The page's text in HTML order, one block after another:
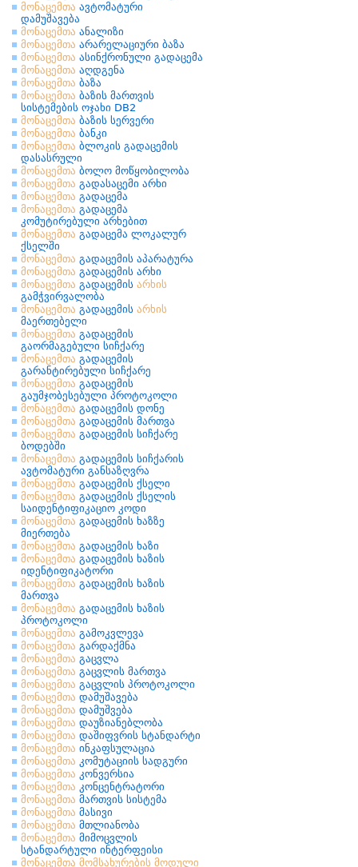
მონაცემთა ავტომატური
დამუშავება
მონაცემთა ანალიზი
მონაცემთა არარელაციური ბაზა
მონაცემთა ასინქრონული გადაცემა
მონაცემთა აღდგენა
მონაცემთა ბაზა
მონაცემთა ბაზის მართვის
სისტემების ოჯახი DB2
მონაცემთა ბაზის სერვერი
მონაცემთა ბანკი
მონაცემთა ბლოკის გადაცემის
დასასრული
მონაცემთა ბოლო მოწყობილობა
მონაცემთა გადასაცემი არხი
მონაცემთა გადაცემა
მონაცემთა გადაცემა
კომუტირებული არხებით
მონაცემთა გადაცემა ლოკალურ
ქსელში
მონაცემთა გადაცემის აპარატურა
მონაცემთა გადაცემის არხი
მონაცემთა გადაცემის არხის
გამჭვირვალობა
მონაცემთა გადაცემის არხის
მაერთებელი
მონაცემთა გადაცემის
გაორმაგებული სიჩქარე
მონაცემთა გადაცემის
გარანტირებული სიჩქარე
მონაცემთა გადაცემის
გაუმჯობესებული პროტოკოლი
მონაცემთა გადაცემის დონე
მონაცემთა გადაცემის მართვა
მონაცემთა გადაცემის სიჩქარე
ბოდებში
მონაცემთა გადაცემის სიჩქარის
ავტომატური განსაზღვრა
მონაცემთა გადაცემის ქსელი
მონაცემთა გადაცემის ქსელის
საიდენტიფიკაციო კოდი
მონაცემთა გადაცემის ხაზზე
მიერთება
მონაცემთა გადაცემის ხაზი
მონაცემთა გადაცემის ხაზის
იდენტიფიკატორი
მონაცემთა გადაცემის ხაზის
მართვა
მონაცემთა გადაცემის ხაზის
პროტოკოლი
მონაცემთა გამოკვლევა
მონაცემთა გარდაქმნა
მონაცემთა გაცვლა
მონაცემთა გაცვლის მართვა
მონაცემთა გაცვლის პროტოკოლი
მონაცემთა დამუშავება
მონაცემთა დამუშვება
მონაცემთა დაუზიანებლობა
მონაცემთა დაშიფვრის სტანდარტი
მონაცემთა ინკაფსულაცია
მონაცემთა კომუტაციის სადგური
მონაცემთა კონვერსია
მონაცემთა კონცენტრატორი
მონაცემთა მართვის სისტემა
მონაცემთა მასივი
მონაცემთა მთლიანობა
მონაცემთა მიმოცვლის
სტანდარტული ინტერფეისი
მონაცემთა მომსახურების მოდული